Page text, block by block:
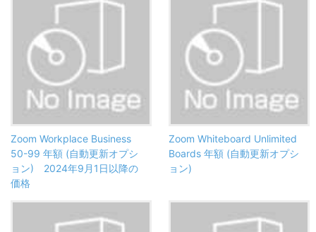
Zoom Workplace Business
50-99 年額 (自動更新オプシ
ョン) 2024年9月1日以降の
価格
Zoom Whiteboard Unlimited
Boards 年額 (自動更新オプシ
ョン)